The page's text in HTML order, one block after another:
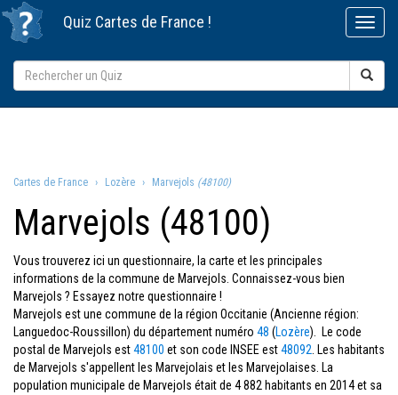
Quiz Cartes de France !
Cartes de France Lozère Marvejols (48100)
Marvejols (48100)
Vous trouverez ici un questionnaire, la carte et les principales
informations de la commune de Marvejols. Connaissez-vous bien
Marvejols ? Essayez notre questionnaire !
Marvejols est une commune de la région Occitanie (Ancienne région:
Languedoc-Roussillon) du département numéro 48 (Lozère). Le code
postal de Marvejols est48100 et son code INSEE est48092 . Les habitants
de Marvejols s'appellent les Marvejolais et les Marvejolaises. La
population municipale de Marvejols était de 4 882 habitants en 2014 et sa